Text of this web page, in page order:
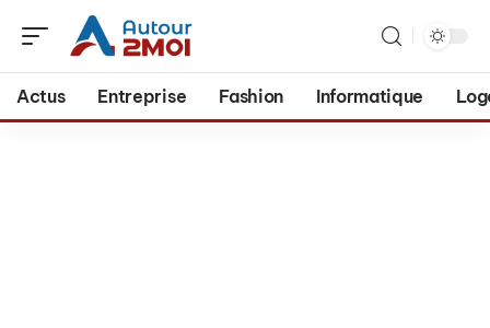
Actus Entreprise Fashion Informatique